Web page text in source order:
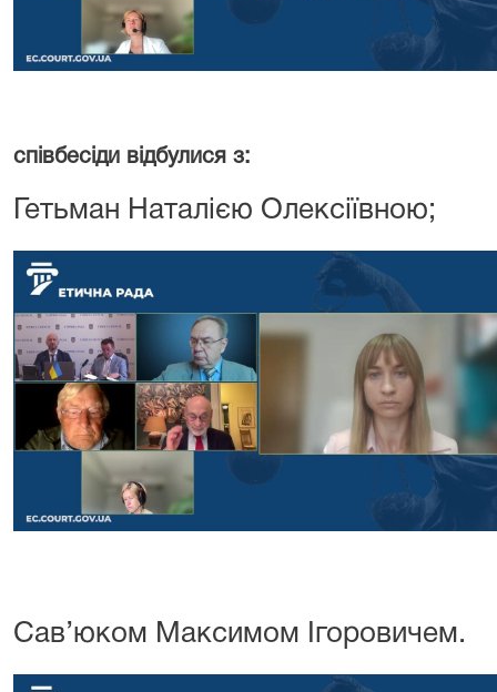
співбесіди відбулися з:
Гетьман Наталією Олексіївною;
Сав’юком Максимом Ігоровичем.